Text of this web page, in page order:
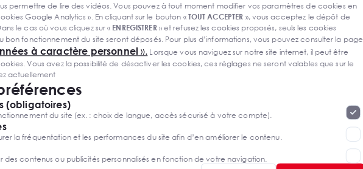
permettre de lire des vidéos. Vous pouvez à tout moment modifier vos paramètres de cookies en
Google Analytics ». En cliquant sur le bouton «TOUT ACCEPTER », vous acceptez le dépôt de
le cas où vous cliquez sur « ENREGISTRER» et refusez les cookies proposés, seuls les cookies
bon fonctionnement du site seront déposés. Pour plus d’informations, vous pouvez consulter la page
à caractère personnel ». Lorsque vous naviguez sur notre site internet, il peut être
Vous avez la possibilité de désactiver les cookies, ces réglages ne seront valables que sur le
actuellement
(obligatoires)
du site (ex. : choix de langue, accès sécurisé à votre compte).
la fréquentation et les performances du site afin d’en améliorer le contenu.
des contenus ou publicités personnalisés en fonction de votre navigation.